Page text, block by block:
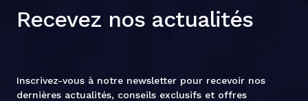
Recevez nos actualités
Inscrivez-vous à notre newsletter pour recevoir nos
dernières actualités, conseils exclusifs et offres